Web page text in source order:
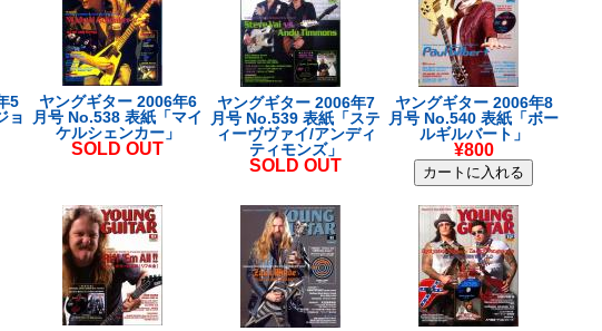
5
ョ
ヤングギター 2006年6
月号 No.538 表紙「マイ
ケルシェンカー」
SOLD OUT
ヤングギター 2006年7
月号 No.539 表紙「ステ
ィーヴヴァイ/アンディ
ティモンズ」
SOLD OUT
ヤングギター 2006年8
月号 No.540 表紙「ボー
ルギルバート」
¥800